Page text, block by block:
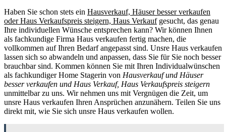
Haben Sie schon stets ein Hausverkauf, Häuser besser verkaufen
oder Haus Verkaufspreis steigern, Haus Verkaufgesucht, das genau
Ihre individuellen Wünsche entsprechen kann? Wir können Ihnen
als fachkundige Firma Haus verkaufen fertig machen, die
vollkommen auf Ihren Bedarf angepasst sind. Unsre Haus verkaufen
lassen sich so abwandeln und anpassen, dass Sie für Sie noch besser
brauchbar sind. Kommen können Sie mit Ihren Individualwünschen
als fachkundiger Home Stagerin von Hausverkauf und Häuser
besser verkaufen und Haus Verkauf, Haus Verkaufspreis steigern
unmittelbar zu uns. Wir nehmen uns mit Vergnügen die Zeit, um
unsre Haus verkaufen Ihren Ansprüchen anzunähern. Teilen Sie uns
direkt mit, wie Sie sich unsre Haus verkaufen wollen.